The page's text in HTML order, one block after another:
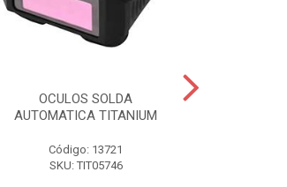
OCULOS SOLDA
AUTOMATICA TITANIUM
Código: 13721
SKU: TIT05746